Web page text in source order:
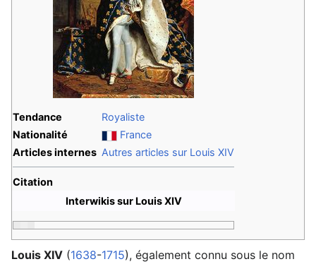
Tendance
Royaliste
Nationalité
France
Articles internes Autres articles sur Louis XIV
Citation
Interwikis sur Louis XIV
Louis XIV (1638-1715), également connu sous le nom